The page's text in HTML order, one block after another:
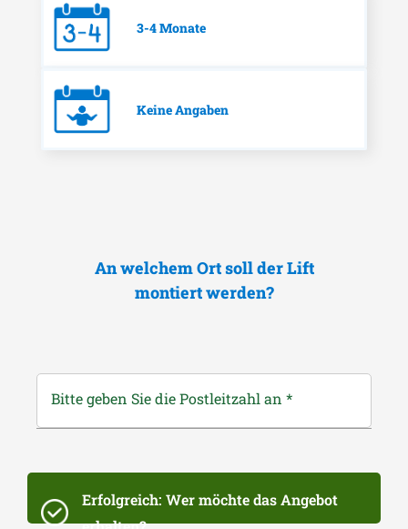
3-4 Monate
Keine Angaben
An welchem Ort soll der Lift
montiert werden?
Bitte geben Sie die Postleitzahl an *
Erfolgreich: Wer möchte das Angebot